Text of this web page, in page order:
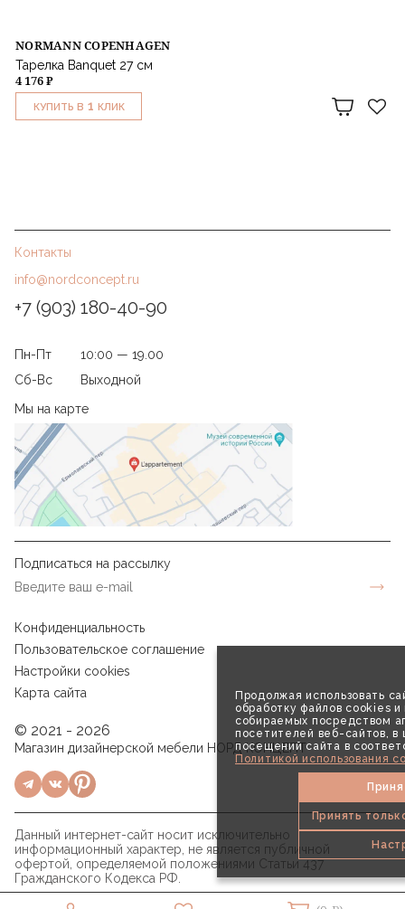
Продолжая использовать
обработку файлов cookies и
собираемых посредством
посетителей веб-сайтов, в
посещений сайта в
Политикой использования
Принять
NORMANN COPENHAGEN
Тарелка Banquet 27 см
4 176 ₽
КУПИТЬ В 1 КЛИК
Контакты
info@nordconcept.ru
+7 (903) 180-40-90
Пн-Пт
10:00 — 19.00
Сб-Вс
Выходной
Мы на карте
Подписаться на рассылку
Конфиденциальность
Пользовательское соглашение
Настройки cookies
Карта сайта
© 2021 - 2026
Магазин дизайнерской мебели НОРД КОНЦЕПТ
Данный интернет-сайт носит исключительно
информационный характер, не является публичной
офертой, определяемой положениями Статьи 437
Гражданского Кодекса РФ.